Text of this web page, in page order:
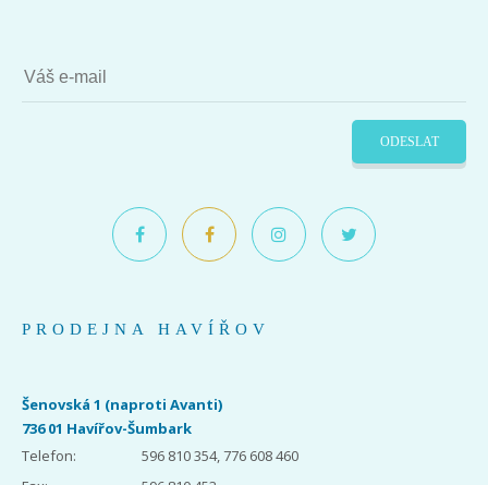
ODESLAT
PRODEJNA HAVÍŘOV
Šenovská 1 (naproti Avanti)
736 01 Havířov-Šumbark
Telefon:
596 810 354, 776 608 460